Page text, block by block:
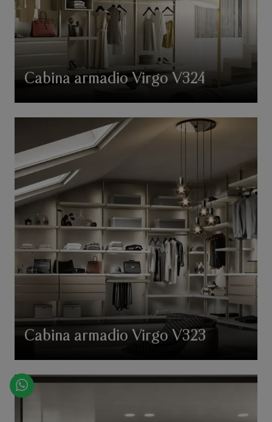
Cabina armadio Virgo V324
Cabina armadio Virgo V323